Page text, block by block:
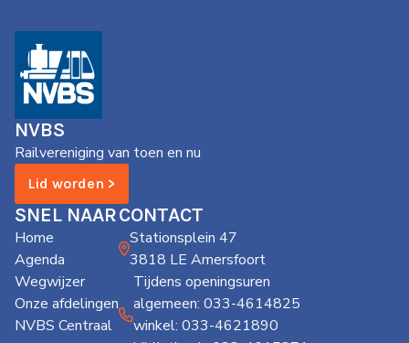
NVBS
Railvereniging van toen en nu
Lid worden >
SNEL NAAR
Home
Agenda
Wegwijzer
Onze afdelingen
NVBS Centraal
CONTACT
Stationsplein 47
3818 LE Amersfoort
Tijdens openingsuren
algemeen: 033-4614825
winkel: 033-4621890